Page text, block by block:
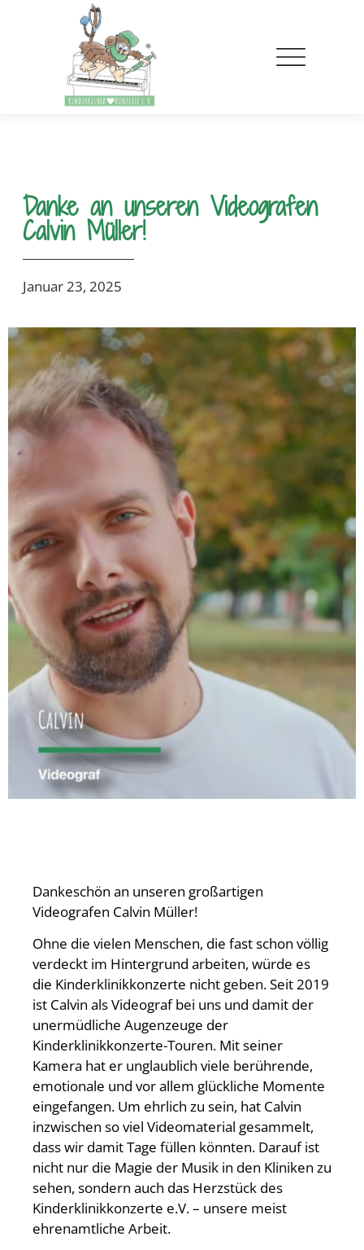
Danke an unseren Videografen
Calvin Müller!
Januar 23, 2025
Dankeschön an unseren großartigen
Videografen Calvin Müller!
Ohne die vielen Menschen, die fast schon völlig
verdeckt im Hintergrund arbeiten, würde es
die Kinderklinikkonzerte nicht geben. Seit 2019
ist Calvin als Videograf bei uns und damit der
unermüdliche Augenzeuge der
Kinderklinikkonzerte-Touren. Mit seiner
Kamera hat er unglaublich viele berührende,
emotionale und vor allem glückliche Momente
eingefangen. Um ehrlich zu sein, hat Calvin
inzwischen so viel Videomaterial gesammelt,
dass wir damit Tage füllen könnten. Darauf ist
nicht nur die Magie der Musik in den Kliniken zu
sehen, sondern auch das Herzstück des
Kinderklinikkonzerte e.V. – unsere meist
ehrenamtliche Arbeit.